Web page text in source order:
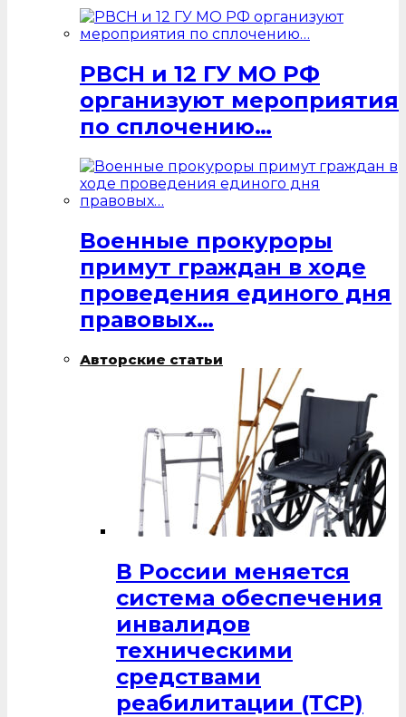
РВСН и 12 ГУ МО РФ
организуют мероприятия
по сплочению…
Военные прокуроры
примут граждан в ходе
проведения единого дня
правовых…
Авторские статьи
В России меняется
система обеспечения
инвалидов
техническими
средствами
реабилитации (ТСР)